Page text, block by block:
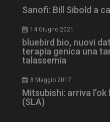
Sanofi: Bill Sibold a
14 Giugno 2021
bluebird bio, nuovi
terapia genica una
talassemia
8 Maggio 2017
Mitsubishi: arriva
(SLA)
tracking-sites-